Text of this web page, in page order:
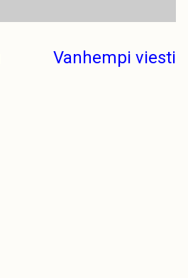
Vanhempi viesti